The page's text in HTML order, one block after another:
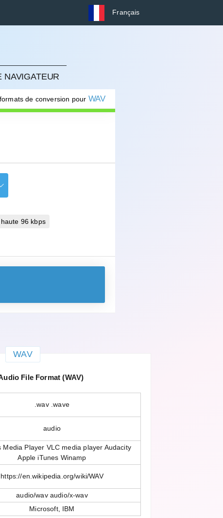
Français
NAVIGATEUR
de conversion pour WAV
96 kbps
WAV
File Format (WAV)
.wav .wave
audio
Media Player VLC media player Audacity
Apple iTunes Winamp
https://en.wikipedia.org/wiki/WAV
audio/wav audio/x-wav
Microsoft, IBM